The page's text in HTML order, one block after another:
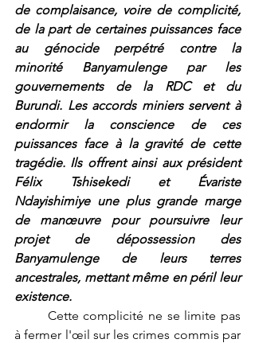
de complaisance, voire de complicité,
de la part de certaines puissances face
au génocide perpétré contre la
minorité Banyamulenge par les
gouvernements de la RDC et du
Burundi. Les accords miniers servent à
endormir la conscience de ces
puissances face à la gravité de cette
tragédie. Ils offrent ainsi aux président
Félix Tshisekedi et Évariste
Ndayishimiye une plus grande marge
de manœuvre pour poursuivre leur
projet de dépossession des
Banyamulenge de leurs terres
ancestrales, mettant même en péril leur
existence.
à fermer l'œil sur les crimes commis par